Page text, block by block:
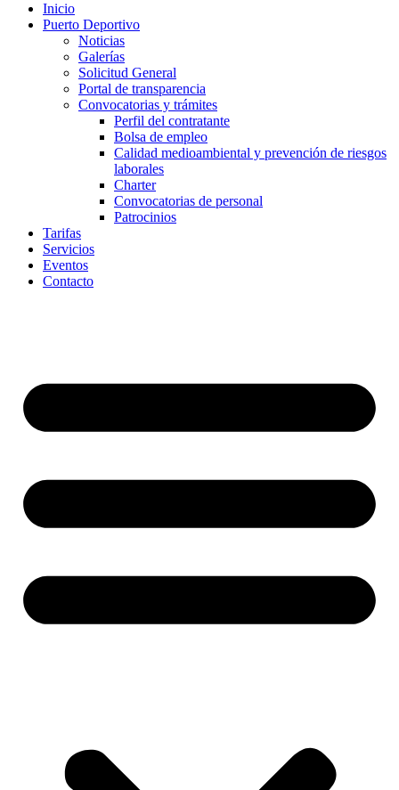
Inicio
Puerto Deportivo
Noticias
Galerías
Solicitud General
Portal de transparencia
Convocatorias y trámites
Perfil del contratante
Bolsa de empleo
Calidad medioambiental y prevención de riesgos
laborales
Charter
Convocatorias de personal
Patrocinios
Tarifas
Servicios
Eventos
Contacto